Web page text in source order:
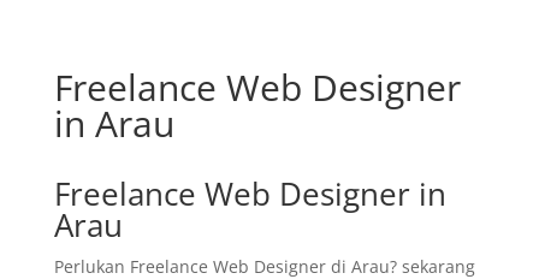
Freelance Web Designer
in Arau
Freelance Web Designer in
Arau
Perlukan Freelance Web Designer di Arau? sekarang